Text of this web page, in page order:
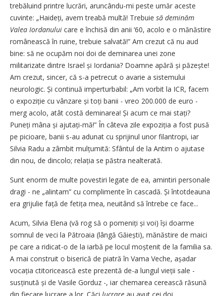
trebăluind printre lucrări, aruncându-mi peste umăr aceste
cuvinte: „Haideți, avem treabă multă! Trebuie să deminăm
Valea Iordanului care e închisă din anii ‘60, acolo e o mănăstire
românească în ruine, trebuie salvată!” Am crezut că nu aud
bine: să ne ocupăm noi doi de deminarea unei zone
militarizate dintre Israel și Iordania? Doamne apără și păzește!
Am crezut, sincer, că s-a petrecut o avarie a sistemului
neurologic. Și continuă imperturbabil: „Am vorbit la ICR, facem
o expoziție cu vânzare și toți banii - vreo 200.000 de euro -
merg acolo, atât costă deminarea! Și acum ce mai stați?
Puneți mâna și ajutați-mă!” În câteva zile expo­zi­ția a fost pusă
pe picioare, banii s-au adunat cu sprijinul unor filantropi, iar
Silvia Radu a zâmbit mulțumită: Sfântul de la Antim o ajutase
din nou, de dincolo; relația se păstra nealterată.
Sunt enorm de multe povestiri legate de ea, amintiri personale
dragi - ne „alintam” cu complimente în cascadă. Și întotdeauna
era grijulie față de fetița mea, neuitând să întrebe ce face...
Acum, Silvia Elena (vă rog să o pomeniți și voi) își doarme
somnul de veci la Pătroaia (lângă Găiești), mănăstire de maici
pe care a ridicat-o de la iarbă pe locul moștenit de la familia sa.
A mai construit o biserică de piatră în Vama Veche, așadar
vocația ctitoricească este prezentă de-a lungul vieții sale -
susținută și de Vasile Gorduz -, iar chemarea cerească răsună